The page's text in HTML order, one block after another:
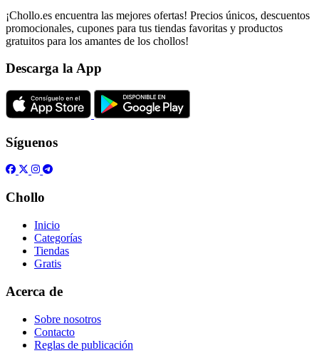
¡Chollo.es encuentra las mejores ofertas! Precios únicos, descuentos
promocionales, cupones para tus tiendas favoritas y productos
gratuitos para los amantes de los chollos!
Descarga la App
Síguenos
Chollo
Inicio
Categorías
Tiendas
Gratis
Acerca de
Sobre nosotros
Contacto
Reglas de publicación